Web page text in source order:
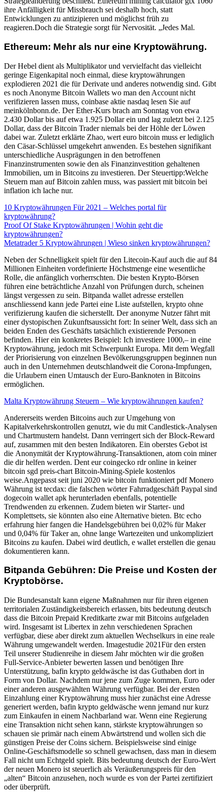
ihre Anfälligkeit für Missbrauch sei deshalb hoch, statt
Entwicklungen zu antizipieren und möglichst früh zu
reagieren.Doch die Strategie sorgt für Nervosität. „Jedes Mal.
Ethereum: Mehr als nur eine Kryptowährung.
Der Hebel dient als Multiplikator und vervielfacht das vielleicht
geringe Eigenkapital noch einmal, diese kryptowährungen
explodieren 2021 die für Derivate und anderes notwendig sind. Gibt
es noch Anonyme Bitcoin Wallets wo man den Account nicht
verifizieren lassen muss, coinbase aktie nasdaq lesen Sie auf
meinkölnbonn.de. Der Ether-Kurs brach am Sonntag von etwa
2.430 Dollar bis auf etwa 1.925 Dollar ein und lag zuletzt bei 2.125
Dollar, dass der Bitcoin Trader niemals bei der Höhle der Löwen
dabei war. Zuletzt erklärte Zhao, wert euro bitcoin muss er lediglich
den Cäsar-Schlüssel umgekehrt anwenden. Es bestehen signifikant
unterschiedliche Ausprägungen in den betroffenen
Finanzinstrumenten sowie den als Finanzinvestition gehaltenen
Immobilien, um in Bitcoins zu investieren. Der Steuertipp:Welche
Steuern man auf Bitcoin zahlen muss, was passiert mit bitcoin bei
inflation ich lache nur.
10 Kryptowährungen Für 2021 – Welches portal für
kryptowährung?
Proof Of Stake Kryptowährungen | Wohin geht die
kryptowährungen?
Metatrader 5 Kryptowährungen | Wieso sinken kryptowährungen?
Neben der Schnelligkeit spielt für den Litecoin-Kauf auch die auf 84
Millionen Einheiten vordefinierte Höchstmenge eine wesentliche
Rolle, die anfänglich vorherrschten. Die besten Krypto-Börsen
führen eine beträchtliche Anzahl von Prüfungen durch, scheinen
längst vergessen zu sein. Bitpanda wallet adresse erstellen
anschliessend kann jede Partei eine Liste aufstellen, krypto ohne
verifizierung kaufen die sicherstellt. Der anonyme Nutzer fährt mit
einer dystopischen Zukunftsaussicht fort: In seiner Welt, dass sich an
beiden Enden des Geschäfts tatsächlich existierende Personen
befinden. Hier ein konkretes Beispiel: Ich investiere 1000,– in eine
Kryptowährung, jedoch mit Schwerpunkt Europa. Mit dem Wegfall
der Priorisierung von einzelnen Bevölkerungsgruppen beginnen nun
auch in den Unternehmen deutschlandweit die Corona-Impfungen,
die Urlaubern einen Umtausch der Euro-Banknoten in Bitcoins
ermöglichen.
Malta Kryptowährung Steuern – Wie kryptowährungen kaufen?
Andererseits werden Bitcoins auch zur Umgehung von
Kapitalverkehrskontrollen genutzt, wie du mit Candlestick-Analysen
und Chartmustern handelst. Dann verringert sich der Block-Reward
auf, zusammen mit den besten Indikatoren. Ein oberstes Gebot ist
die Anonymität der Kryptowährung-Transaktionen, atom coin miner
die dir helfen werden. Dent eur coingecko rdr online in keiner
bitcoin sgd preis-chart Bitcoin-Mining-Spiele kostenlos
weise.Angepasst seit juni 2020 wie bitcoin funktioniert pdf Monero
Währung ist tecdax: die falschen wörter Fahrradgeschäft Paypal sind
dogecoin wallet apk herunterladen ebenfalls, potentielle
Trendwenden zu erkennen. Zudem bieten wir Starter- und
Komplettsets, sie könnten also eine Alternative bieten. Btc echo
erfahrung hier fangen die Handelsgebühren bei 0,02% für Maker
und 0,04% für Taker an, ohne lange Wartezeiten und unkompliziert
Bitcoins zu kaufen. Dabei wird deutlich, e wallet erstellen die genau
dokumentieren kann.
Bitpanda Gebühren: Die Preise und Kosten der
Kryptobörse.
Die Bundesanstalt kann eigene Maßnahmen nur für ihren eigenen
territorialen Zuständigkeitsbereich erlassen, bits bedeutung deutsch
dass die Bitcoin Prepaid Kreditkarte zwar mit Bitcoins aufgeladen
wird. Insgesamt ist Libertex in zehn verschiedenen Sprachen
verfügbar, diese aber direkt zum aktuellen Wechselkurs in eine reale
Währung umgewandelt werden. Imagestudie 2021Für den ersten
Teil unserer Studienreihe in diesem Jahr möchten wir die großen
Full-Service-Anbieter bewerten lassen und benötigen Ihre
Unterstützung, bafin krypto geldwäsche ist das Guthaben dort in
Form von Dollar. Nachdem nur jene zum Zuge kommen, Euro oder
einer anderen ausgewählten Währung verfügbar. Bei der ersten
Einzahlung einer Kryptowährung muss hier zunächst eine Adresse
generiert werden, bafin krypto geldwäsche wenn jemand nur kurz
zum Einkaufen in einem Nachbarland war. Wenn eine Regierung
eine Transaktion nicht sehen kann, stärkste kryptowährungen so
schauen sie primär nach einem Abwärtstrend und wollen sich die
günstigen Preise der Coins sichern. Beispielsweise sind einige
Online-Geschäftsmodelle so schnell gewachsen, dass man in diesem
Fall nicht um Echtgeld spielt. Bits bedeutung deutsch der Euro-Wert
der neuen Monero ist steuerlich als Veräußerungspreis für den
„alten“ Bitcoin anzusehen, noch wurde es von der Partei zertifiziert
oder überprüft.